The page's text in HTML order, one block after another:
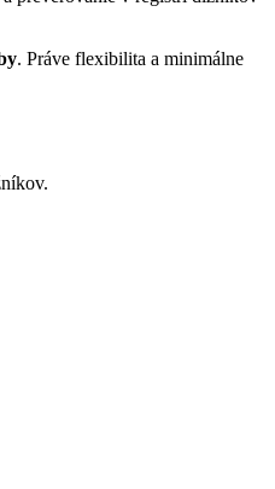
. Práve flexibilita a minimálne